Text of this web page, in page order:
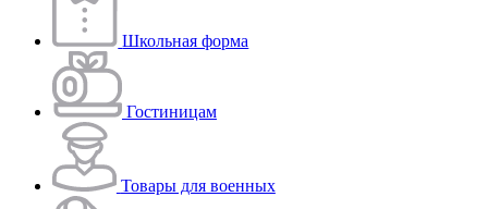
Школьная форма
Гостиницам
Товары для военных